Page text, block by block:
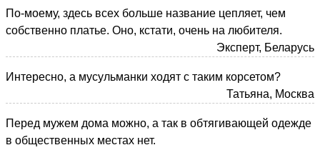
По-моему, здесь всех больше название цепляет, чем
собственно платье. Оно, кстати, очень на любителя.
Эксперт, Беларусь
Интересно, а мусульманки ходят с таким корсетом?
Татьяна, Москва
Перед мужем дома можно, а так в обтягивающей одежде
в общественных местах нет.